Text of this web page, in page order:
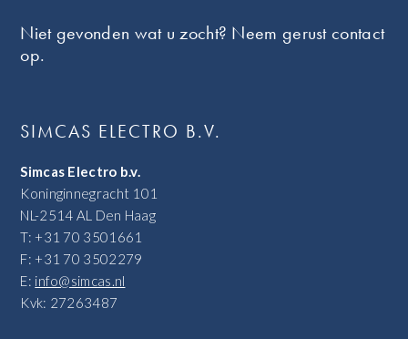
Niet gevonden wat u zocht? Neem gerust contact
op.
SIMCAS ELECTRO B.V.
Simcas Electro b.v.
Koninginnegracht 101
NL-2514 AL Den Haag
T: +31 70 3501661
F: +31 70 3502279
E: info@simcas.nl
Kvk: 27263487